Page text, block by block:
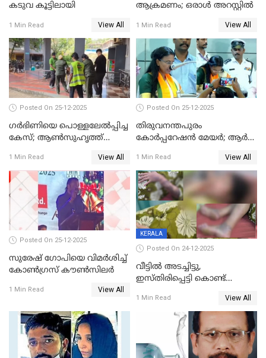
കടുവ കൂട്ടിലായി
1 Min Read View All
ആക്രമണം; ഒരാള്‍ അറസ്റ്റില്‍
1 Min Read View All
Posted On 25-12-2025
ഗര്‍ഭിണിയെ പൊള്ളലേല്‍പ്പിച്ച
കേസ്; ആണ്‍സുഹൃത്ത്
1 Min Read View All
Posted On 25-12-2025
തിരുവനന്തപുരം
കോര്‍പ്പറേഷന്‍ മേയർ; ആര്‍
1 Min Read View All
Posted On 25-12-2025
സുരേഷ് ഗോപിയെ വിമര്‍ശിച്ച്
കോണ്‍ഗ്രസ് കൗണ്‍സിലര്‍
1 Min Read View All
KERALA
Posted On 24-12-2025
വീട്ടിൽ അടച്ചിട്ടു,
ഇസ്തിരിപ്പെട്ടി കൊണ്ട്
ഗർഭിണിയായ യുവതിക്ക് ക്രൂര
1 Min Read View All